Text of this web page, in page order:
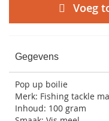
Voeg
Gegevens
Pop up boilie
Merk: Fishing tackle
Inhoud: 100 gram